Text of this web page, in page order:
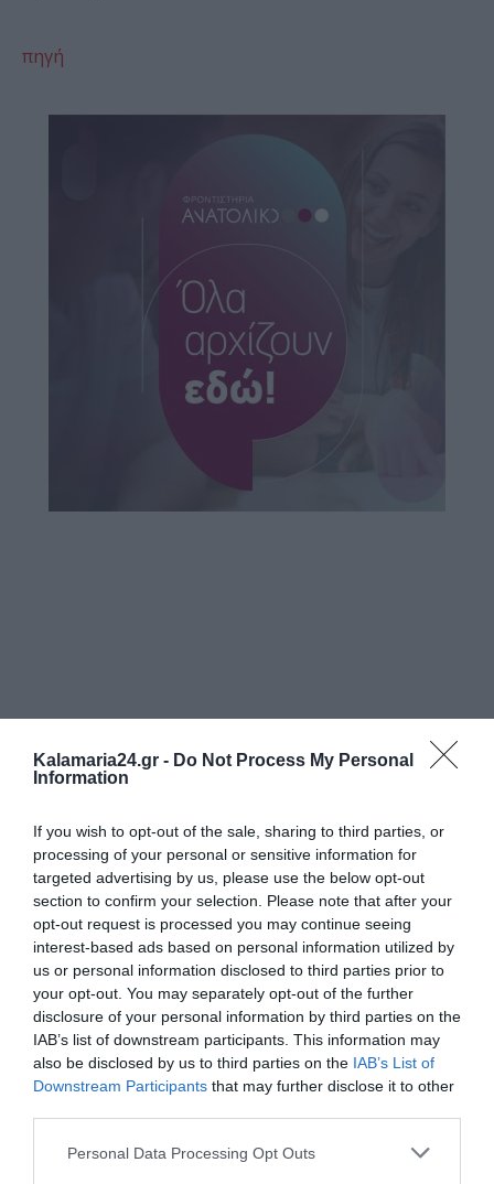
Kalamaria24.gr - Do Not Process My Personal
Information
If you wish to opt-out of the sale, sharing to third parties, or
processing of your personal or sensitive information for
targeted advertising by us, please use the below opt-out
section to confirm your selection. Please note that after your
opt-out request is processed you may continue seeing
interest-based ads based on personal information utilized by
us or personal information disclosed to third parties prior to
your opt-out. You may separately opt-out of the further
disclosure of your personal information by third parties on the
IAB’s list of downstream participants. This information may
also be disclosed by us to third parties on the IAB’s List of
Downstream Participants that may further disclose it to other
Personal Data Processing Opt Outs
πηγή
Tags: ΔΗΜΟΤΙΚΑ ΚΑΛΑΜΑΡΙΑ
ΔΗΜΟΣΊΕΥΣΗ ΣΧΟΛΊΟΥ